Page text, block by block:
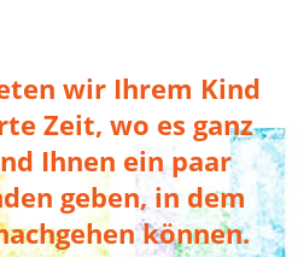
wir Ihrem Kind
Zeit, wo es ganz
Ihnen ein paar
geben, in dem
können.